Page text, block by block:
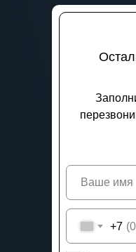
+7